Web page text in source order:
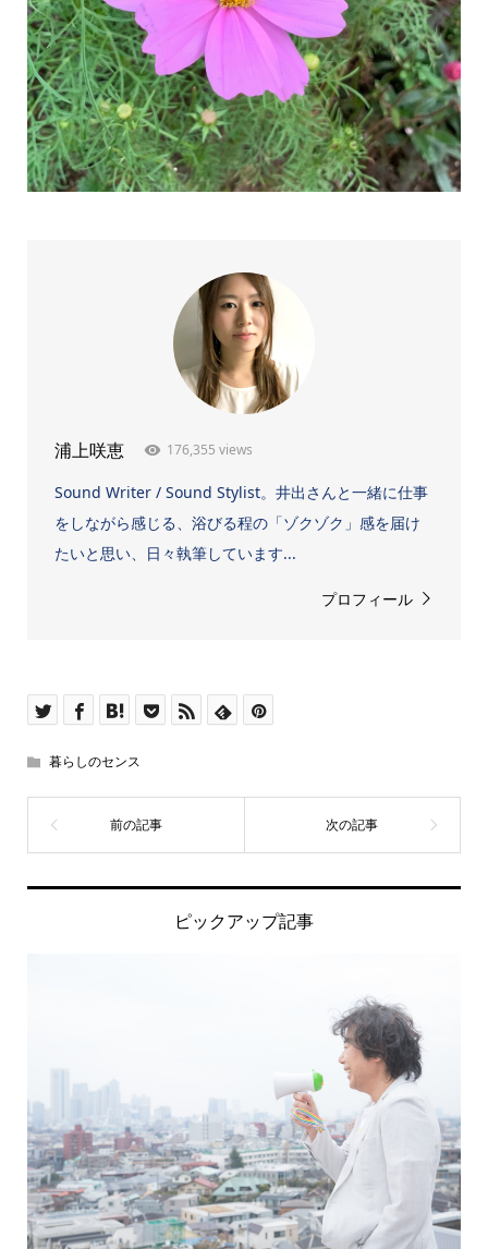
浦上咲恵 176,355 views
Sound Writer / Sound Stylist。井出さんと一緒に仕事
をしながら感じる、浴びる程の「ゾクゾク」感を届け
たいと思い、日々執筆しています...
プロフィール
暮らしのセンス
ピックアップ記事